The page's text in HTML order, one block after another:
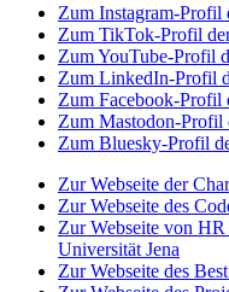
Zum Instagram-Profil
Zum TikTok-Profil
Zum YouTube-Profil
Zum LinkedIn-Profil
Zum Facebook-Profil
Zum Mastodon-Profil
Zum Bluesky-Profil
Zur Webseite der
Zur Webseite des
Zur Webseite von
Universität Jena
Zur Webseite des